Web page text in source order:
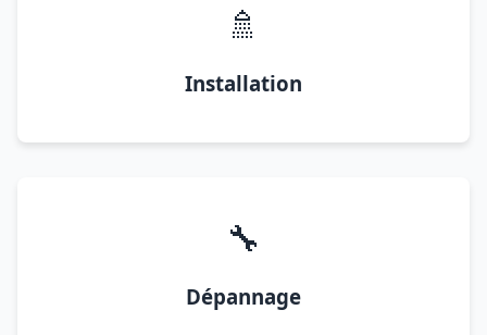
🚿
Installation
🔧
Dépannage